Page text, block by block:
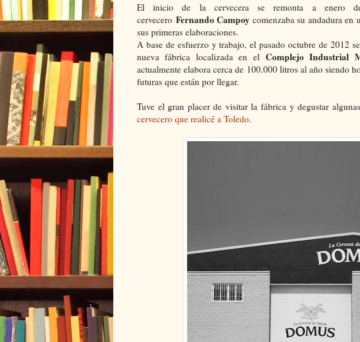
El inicio de la cervecera se remonta a enero
cervecero Fernando Campoy comenzaba su andadura en
sus primeras elaboraciones.
A base de esfuerzo y trabajo, el pasado octubre de 2012
nueva fábrica localizada en el Complejo Industrial
actualmente elabora cerca de 100.000 litros al año siendo
futuras que están por llegar.
Tuve el gran placer de visitar la fábrica y degustar
cervecero que realicé a Toledo.